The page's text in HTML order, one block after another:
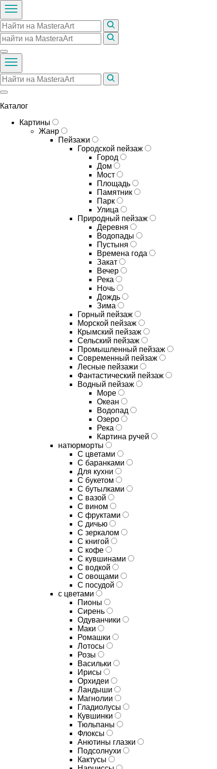
Каталог
Картины
Жанр
Пейзажи
Городской пейзаж
Город
Дом
Мост
Площадь
Памятник
Парк
Улица
Природный пейзаж
Деревня
Водопады
Пустыня
Времена года
Закат
Вечер
Река
Ночь
Дождь
Зима
Горный пейзаж
Морской пейзаж
Крымский пейзаж
Сельский пейзаж
Промышленный пейзаж
Современный пейзаж
Лесные пейзажи
Фантастический пейзаж
Водный пейзаж
Море
Океан
Водопад
Озеро
Река
Картина ручей
натюрморты
С цветами
С баранками
Для кухни
C букетом
C бутылками
C вазой
C вином
C фруктами
C дичью
C зеркалом
C книгой
C кофе
C кувшинами
C водкой
C овощами
C посудой
с цветами
Пионы
Сирень
Одуванчики
Маки
Ромашки
Лотосы
Розы
Васильки
Ирисы
Орхидеи
Ландыши
Магнолии
Гладиолусы
Кувшинки
Тюльпаны
Флоксы
Анютины глазки
Подсолнухи
Кактусы